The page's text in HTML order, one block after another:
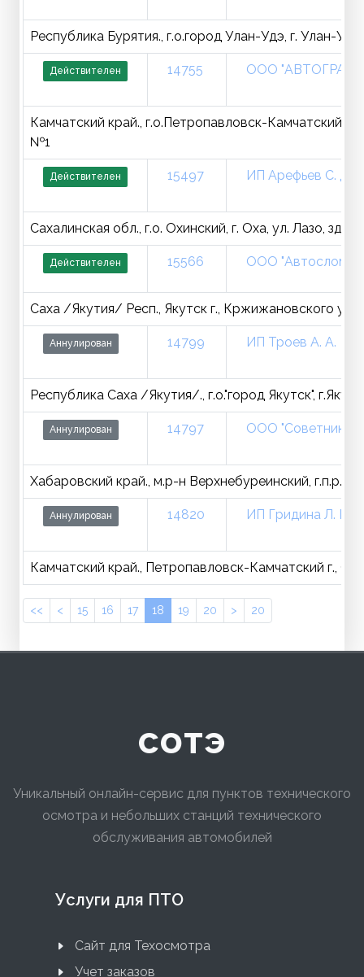
Республика Бурятия., г.о.город Улан-Удэ, г. Улан-
Действителен 14755 ООО "АВТОГРАД"
Камчатский край., г.о.Петропавловск-Камчатский,
№1
Действителен 15497 ИП Арефьев С. Д.
Сахалинская обл., г.о. Охинский, г. Оха, ул. Лазо, зд.1
Действителен 15566 ООО "Автослом
Саха /Якутия/ Респ., Якутск г., Кржижановского ул.,
Аннулирован 14799 ИП Троев А. А.
Республика Саха /Якутия/., г.о."город Якутск",
Аннулирован 14797 ООО "Советник"
Хабаровский край., м.р-н Верхнебуреинский, г.п.р.п.
Аннулирован 14820 ИП Гридина Л. М.
Камчатский край., Петропавловск-Камчатский г.,
<< < 15 16 17 18 19 20 > 20
сотэ
Уникальный онлайн-сервис для пунктов технического
осмотра и небольших станций технического
обслуживания автомобилей
Услуги для ПТО
Сайт для Техосмотра
Учет заказов